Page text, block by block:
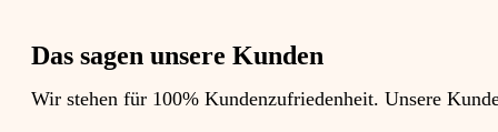
Das sagen unsere Kunden
Wir stehen für 100% Kundenzufriedenheit. Unsere